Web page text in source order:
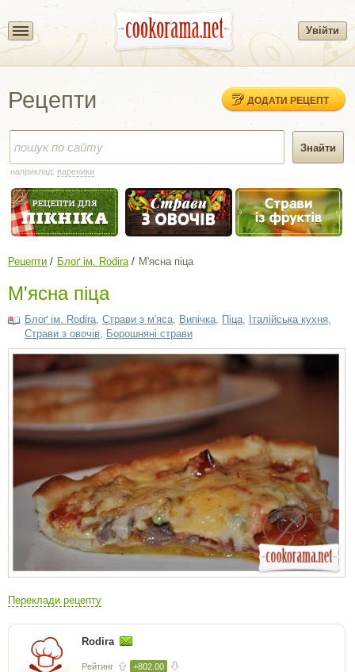
Увійти
Рецепти ДОДАТИ РЕЦЕПТ
наприклад: вареники
Рецепти Блоґ ім. Rodira М'ясна піца
М'ясна піца
Блоґ ім. Rodira Страви з м'яса Випічка Піца Італійська кухня
Страви з овочів Борошняні страви
Переклади рецепту
Rodira
Рейтинг +802.00